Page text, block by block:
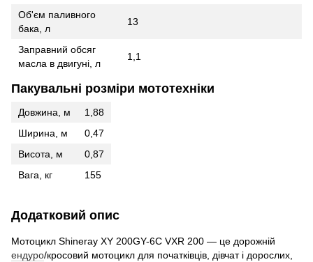
Об'єм паливного
бака, л
13
Заправний обсяг
масла в двигуні, л
1,1
Пакувальні розміри мототехніки
Довжина, м
1,88
Ширина, м
0,47
Висота, м
0,87
Вага, кг
155
Додатковий опис
Мотоцикл Shineray XY 200GY-6C VXR 200 — це дорожній
ендуро/кросовий мотоцикл для початківців, дівчат і дорослих,